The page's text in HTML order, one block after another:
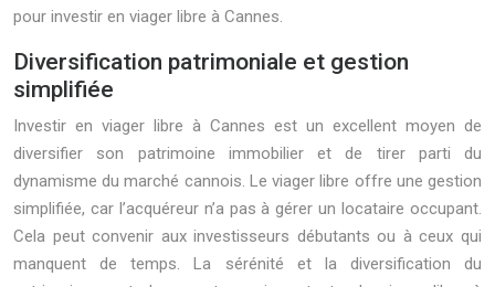
pour investir en viager libre à Cannes.
Diversification patrimoniale et gestion
simplifiée
Investir en viager libre à Cannes est un excellent moyen de
diversifier son patrimoine immobilier et de tirer parti du
dynamisme du marché cannois. Le viager libre offre une gestion
simplifiée, car l’acquéreur n’a pas à gérer un locataire occupant.
Cela peut convenir aux investisseurs débutants ou à ceux qui
manquent de temps. La sérénité et la diversification du